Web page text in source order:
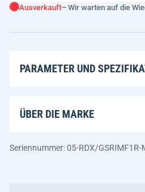
Ausverkauft– Wir warten auf die
PARAMETER UND
ÜBER DIE MARKE
Seriennummer: 05-RDX/GSRIMF1R-